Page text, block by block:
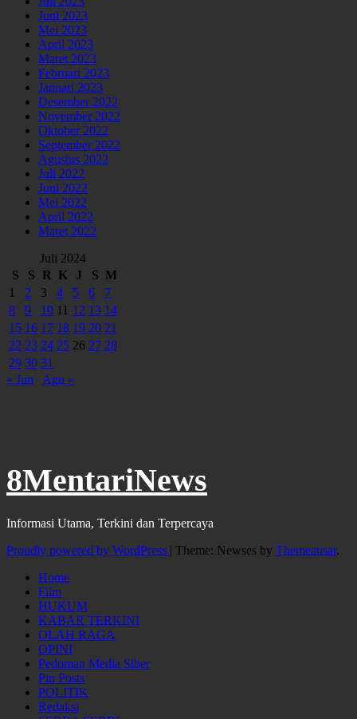
Juni 2023
Mei 2023
April 2023
Maret 2023
Februari 2023
Januari 2023
Desember 2022
November 2022
Oktober 2022
September 2022
Agustus 2022
Juli 2022
Juni 2022
Mei 2022
April 2022
Maret 2022
Juli 2024
S
S R K J S M
1
2 3 4 5 6
7
8
9 10 11 12 13 14
15 16 17 18 19 20 21
22 23 24 25 26 27 28
29 30 31
« Jun
Agu »
8MentariNews
Informasi Utama, Terkini dan Terpercaya
Proudly powered by WordPress | Theme: Newses by Themeansar.
Home
Film
HUKUM
KABAR TERKINI
OLAH RAGA
OPINI
Pedoman Media Siber
Pin Posts
POLITIK
Redaksi